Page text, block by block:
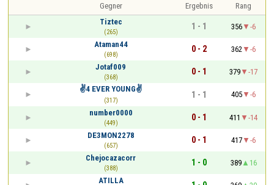
Gegner Ergebnis
Rang
Tiztec
(265)
1 - 1 356
-6
Ataman44
(698)
0 - 2 362
-6
Jotaf009
(368)
0 - 1 379
-17
✌️4 EVER YOUNG✌️
(317)
1 - 1 405
-6
number0000
(449)
0 - 1 411
-14
DE3MON2278
(657)
0 - 1 417
-6
Chejocazacorr
(388)
1 - 0 389
16
ATILLA